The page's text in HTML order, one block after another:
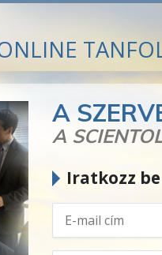
A
A
Iratkozz be